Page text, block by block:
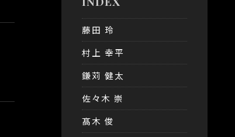
藤田 玲
村上 幸平
鎌苅 健太
佐々木 崇
髙木 俊